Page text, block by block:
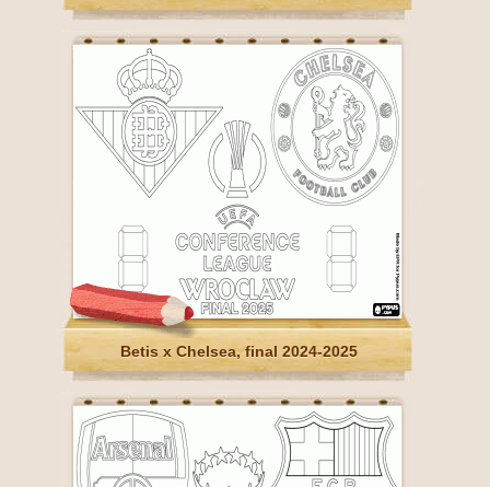
Betis x Chelsea, final 2024-2025